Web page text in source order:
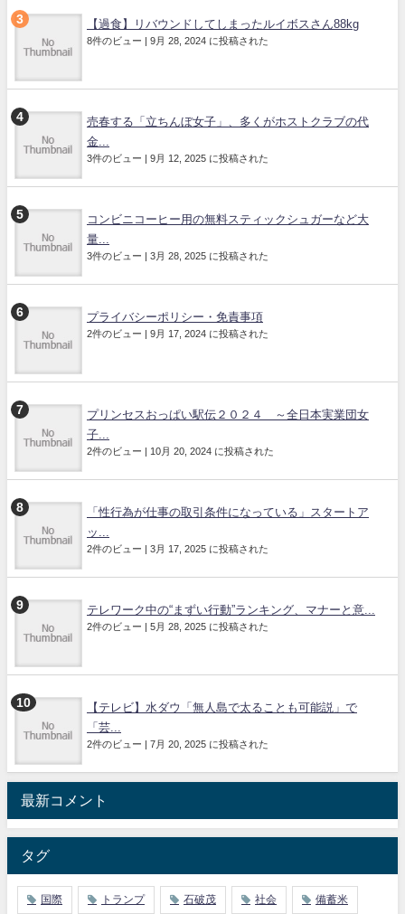
【過食】リバウンドしてしまったルイボスさん88kg
8件のビュー | 9月 28, 2024 に投稿された
売春する「立ちんぼ女子」、多くがホストクラブの代
金...
3件のビュー | 9月 12, 2025 に投稿された
コンビニコーヒー用の無料スティックシュガーなど大
量...
3件のビュー | 3月 28, 2025 に投稿された
プライバシーポリシー・免責事項
2件のビュー | 9月 17, 2024 に投稿された
プリンセスおっぱい駅伝２０２４ ～全日本実業団女
子...
2件のビュー | 10月 20, 2024 に投稿された
「性行為が仕事の取引条件になっている」スタートア
ッ...
2件のビュー | 3月 17, 2025 に投稿された
テレワーク中の“まずい行動”ランキング、マナーと意...
2件のビュー | 5月 28, 2025 に投稿された
【テレビ】水ダウ「無人島で太ることも可能説」で
「芸...
2件のビュー | 7月 20, 2025 に投稿された
最新コメント
タグ
国際 トランプ 石破茂 社会 備蓄米